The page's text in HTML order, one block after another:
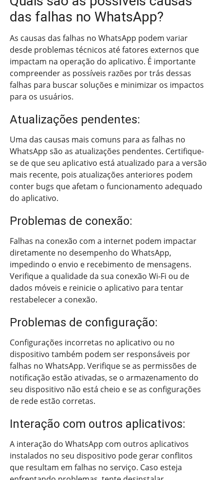
das falhas no WhatsApp?
As causas das falhas no WhatsApp podem variar
desde problemas técnicos até fatores externos que
impactam na operação do aplicativo. É importante
compreender as possíveis razões por trás dessas
falhas para buscar soluções e minimizar os impactos
para os usuários.
Atualizações pendentes:
Uma das causas mais comuns para as falhas no
WhatsApp são as atualizações pendentes. Certifique-
se de que seu aplicativo está atualizado para a versão
mais recente, pois atualizações anteriores podem
conter bugs que afetam o funcionamento adequado
do aplicativo.
Problemas de conexão:
Falhas na conexão com a internet podem impactar
diretamente no desempenho do WhatsApp,
impedindo o envio e recebimento de mensagens.
Verifique a qualidade da sua conexão Wi-Fi ou de
dados móveis e reinicie o aplicativo para tentar
restabelecer a conexão.
Problemas de configuração:
Configurações incorretas no aplicativo ou no
dispositivo também podem ser responsáveis por
falhas no WhatsApp. Verifique se as permissões de
notificação estão ativadas, se o armazenamento do
seu dispositivo não está cheio e se as configurações
de rede estão corretas.
Interação com outros aplicativos:
A interação do WhatsApp com outros aplicativos
instalados no seu dispositivo pode gerar conflitos
que resultam em falhas no serviço. Caso esteja